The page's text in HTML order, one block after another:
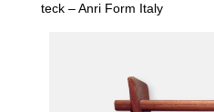
teck – Anri Form Italy